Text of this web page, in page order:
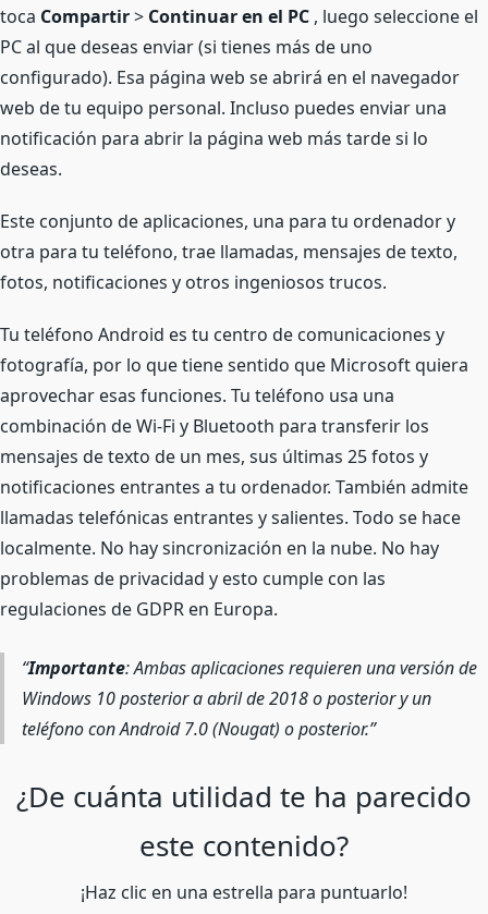
toca Compartir> Continuar en el PC , luego seleccione el
PC al que deseas enviar (si tienes más de uno
configurado). Esa página web se abrirá en el navegador
web de tu equipo personal. Incluso puedes enviar una
notificación para abrir la página web más tarde si lo
deseas.
Este conjunto de aplicaciones, una para tu ordenador y
otra para tu teléfono, trae llamadas, mensajes de texto,
fotos, notificaciones y otros ingeniosos trucos.
Tu teléfono Android es tu centro de comunicaciones y
fotografía, por lo que tiene sentido que Microsoft quiera
aprovechar esas funciones. Tu teléfono usa una
combinación de Wi-Fi y Bluetooth para transferir los
mensajes de texto de un mes, sus últimas 25 fotos y
notificaciones entrantes a tu ordenador. También admite
llamadas telefónicas entrantes y salientes. Todo se hace
localmente. No hay sincronización en la nube. No hay
problemas de privacidad y esto cumple con las
regulaciones de GDPR en Europa.
Importante: Ambas aplicaciones requieren una versión de
Windows 10 posterior a abril de 2018 o posterior y un
teléfono con Android 7.0 (Nougat) o posterior.
¿De cuánta utilidad te ha parecido
este contenido?
¡Haz clic en una estrella para puntuarlo!